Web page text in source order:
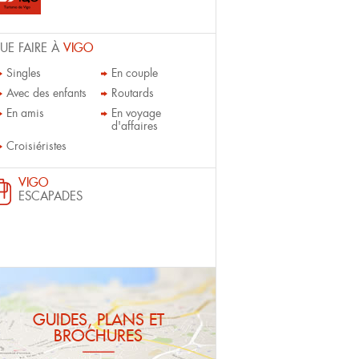
FAIRE À VIGO
Singles
En couple
Avec des enfants
Routards
En amis
En voyage
d'affaires
Croisiéristes
VIGO
ESCAPADES
GUIDES, PLANS ET
BROCHURES